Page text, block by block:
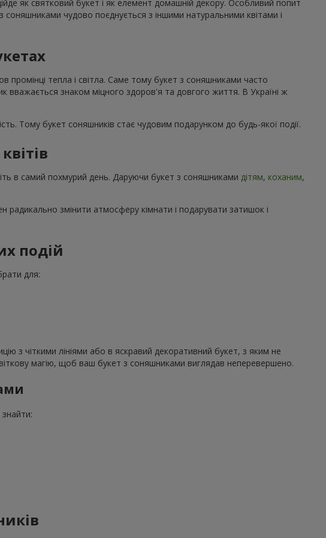
як святковий букет і як елемент домашній декору. Особливий попит
чудово поєднується з іншими натуральними квітами і
промінці тепла і світла. Саме тому букет з соняшниками часто
вважається знаком міцного здоров'я та довгого життя. В Україні ж
Тому букет соняшників стає чудовим подарунком до будь-якої події.
в самий похмурий день. Даруючи букет з соняшниками дітям, коханим,
змінити атмосферу кімнати і подарувати затишок і
подій
для:
з чіткими лініями або в яскравий декоративний букет, з яким не
магію, щоб ваш букет з соняшниками виглядав неперевершено.